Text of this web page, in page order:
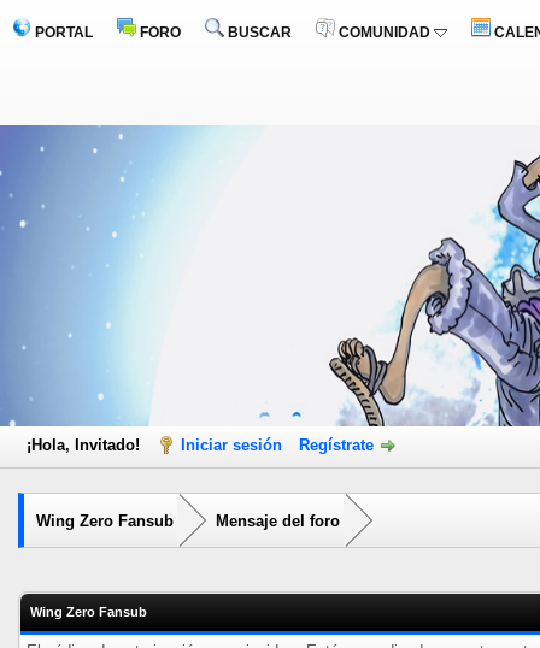
PORTAL FORO BUSCAR COMUNIDAD
¡Hola, Invitado! Iniciar sesión Regístrate
Wing Zero Fansub Mensaje del foro
Wing Zero Fansub